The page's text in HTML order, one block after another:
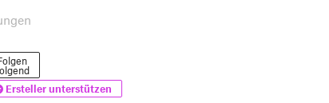
Ersteller unterstützen